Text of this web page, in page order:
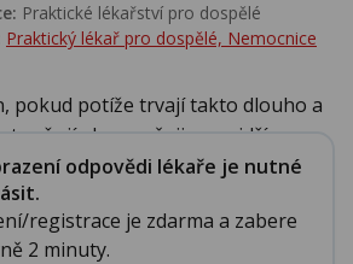
Praktické lékařství pro dospělé
Praktický lékař pro dospělé, Nemocnice
pokud potíže trvají takto dlouho a
doporučuji co nejdříve n...
odpovědi lékaře je nutné
registrace je zdarma a zabere
2 minuty.